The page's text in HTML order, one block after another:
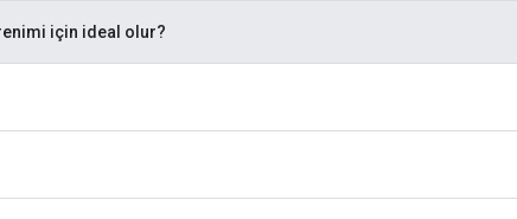
için ideal olur?